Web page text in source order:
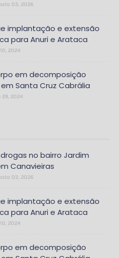
03, 2026
implantação e extensão
para Anuri e Arataca
2024
em decomposição
Santa Cruz Cabrália
2024
no bairro Jardim
Canavieiras
03, 2026
implantação e extensão
para Anuri e Arataca
2024
em decomposição